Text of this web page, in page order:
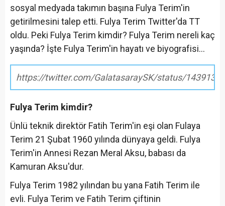
sosyal medyada takımın başına Fulya Terim'in
getirilmesini talep etti. Fulya Terim Twitter'da TT
oldu. Peki Fulya Terim kimdir? Fulya Terim nereli kaç
yaşında? İşte Fulya Terim'in hayatı ve biyografisi...
https://twitter.com/GalatasaraySK/status/
Fulya Terim kimdir?
Ünlü teknik direktör Fatih Terim'in eşi olan Fulaya
Terim 21 Şubat 1960 yılında dünyaya geldi. Fulya
Terim'in Annesi Rezan Meral Aksu, babası da
Kamuran Aksu'dur.
Fulya Terim 1982 yılından bu yana Fatih Terim ile
evli. Fulya Terim ve Fatih Terim çiftinin